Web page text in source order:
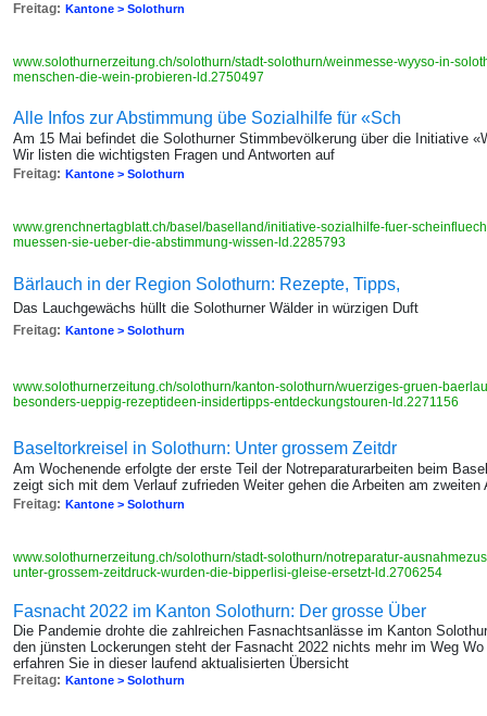
Freitag: Kantone > Solothurn
www.solothurnerzeitung.ch/solothurn/stadt-solothurn/weinmesse-wyyso-in-
menschen-die-wein-probieren-ld.2750497
Alle Infos zur Abstimmung übe Sozialhilfe für «Sch
Am 15 Mai befindet die Solothurner Stimmbevölkerung über die Initiative
Wir listen die wichtigsten Fragen und Antworten auf
Freitag: Kantone > Solothurn
www.grenchnertagblatt.ch/basel/baselland/initiative-sozialhilfe-fuer-
muessen-sie-ueber-die-abstimmung-wissen-ld.2285793
Bärlauch in der Region Solothurn: Rezepte, Tipps,
Das Lauchgewächs hüllt die Solothurner Wälder in würzigen Duft
Freitag: Kantone > Solothurn
www.solothurnerzeitung.ch/solothurn/kanton-solothurn/wuerziges-gruen-
besonders-ueppig-rezeptideen-insidertipps-entdeckungstouren-ld.2271156
Baseltorkreisel in Solothurn: Unter grossem Zeitdr
Am Wochenende erfolgte der erste Teil der Notreparaturarbeiten beim
zeigt sich mit dem Verlauf zufrieden Weiter gehen die Arbeiten am zweiten
Freitag: Kantone > Solothurn
www.solothurnerzeitung.ch/solothurn/stadt-solothurn/notreparatur-
unter-grossem-zeitdruck-wurden-die-bipperlisi-gleise-ersetzt-ld.2706254
Fasnacht 2022 im Kanton Solothurn: Der grosse Über
Die Pandemie drohte die zahlreichen Fasnachtsanlässe im Kanton
den jünsten Lockerungen steht der Fasnacht 2022 nichts mehr im Weg
erfahren Sie in dieser laufend aktualisierten Übersicht
Freitag: Kantone > Solothurn